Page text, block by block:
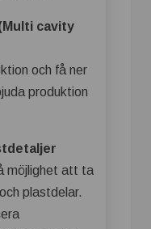
cavity
och få ner
produktion
möjlighet att ta
plastdelar.